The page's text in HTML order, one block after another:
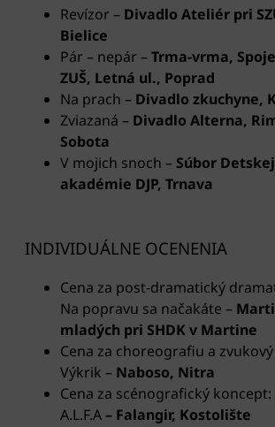
Revízor – Divadlo Ateliér pri
Bielice
Pár – nepár –Trma-vrma,
ZUŠ, Letná ul., Poprad
Na prach – Divadlo zkuchyne,
Zviazaná – Divadlo Alterna,
Sobota
V mojich snoch – Súbor
akadémie DJP, Trnava
INDIVIDUÁLNE OCENENIA
Cena za post-dramatický
Na popravu sa načakáte –
mladých pri SHDK v Martine
Cena za choreografiu a
Výkrik – Naboso, Nitra
Cena za scénografický koncept:
A.L.F.A– Falangir, Kostolište